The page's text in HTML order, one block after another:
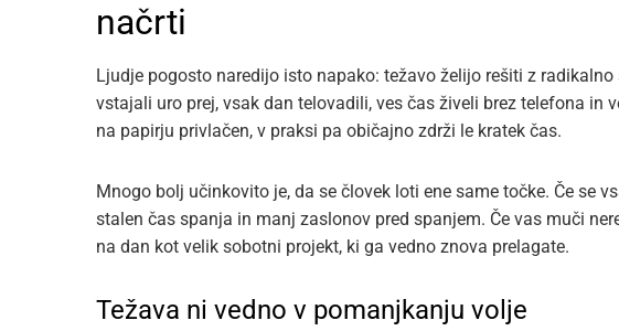
načrti
Ljudje pogosto naredijo isto napako: težavo želijo rešiti z
vstajali uro prej, vsak dan telovadili, ves čas živeli brez telefona in
na papirju privlačen, v praksi pa običajno zdrži le kratek čas.
Mnogo bolj učinkovito je, da se človek loti ene same točke. Če se
stalen čas spanja in manj zaslonov pred spanjem. Če vas muči
na dan kot velik sobotni projekt, ki ga vedno znova prelagate.
Težava ni vedno v pomanjkanju volje